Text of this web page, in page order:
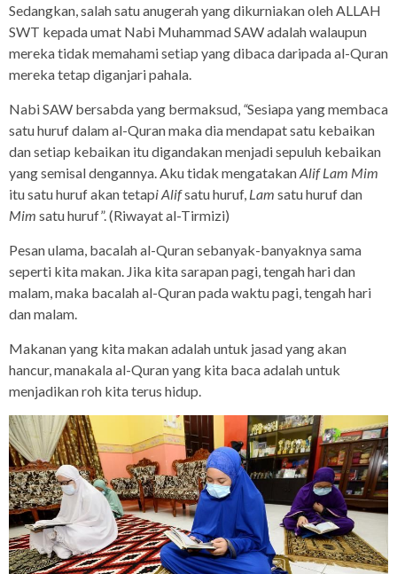
Sedangkan, salah satu anugerah yang dikurniakan oleh ALLAH
SWT kepada umat Nabi Muhammad SAW adalah walaupun
mereka tidak memahami setiap yang dibaca daripada al-Quran
mereka tetap diganjari pahala.
Nabi SAW bersabda yang bermaksud, “Sesiapa yang membaca
satu huruf dalam al-Quran maka dia mendapat satu kebaikan
dan setiap kebaikan itu digandakan menjadi sepuluh kebaikan
yang semisal dengannya. Aku tidak mengatakanAlif Lam Mim
itu satu huruf akan tetapi Alifsatu huruf, Lam satu huruf dan
Mim satu huruf”. (Riwayat al-Tirmizi)
Pesan ulama, bacalah al-Quran sebanyak-banyaknya sama
seperti kita makan. Jika kita sarapan pagi, tengah hari dan
malam, maka bacalah al-Quran pada waktu pagi, tengah hari
dan malam.
Makanan yang kita makan adalah untuk jasad yang akan
hancur, manakala al-Quran yang kita baca adalah untuk
menjadikan roh kita terus hidup.